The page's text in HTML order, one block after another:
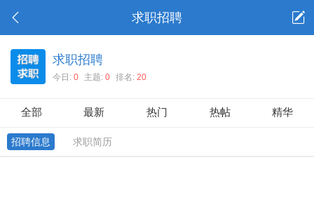
求职招聘
求职招聘
今日:0 主题:0 排名:20
全部 最新 热门 热帖 精华
招聘信息 求职简历